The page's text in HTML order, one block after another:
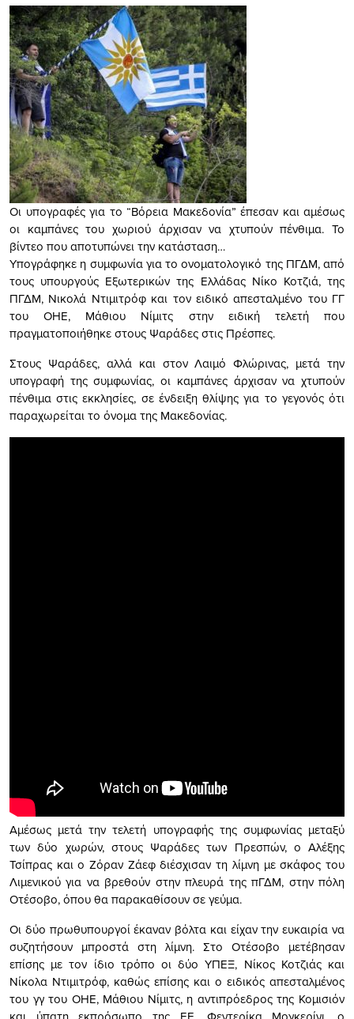
Οι υπογραφές για το “Βόρεια Μακεδονία” έπεσαν και αμέσως
οι καμπάνες του χωριού άρχισαν να χτυπούν πένθιμα. Το
βίντεο που αποτυπώνει την κατάσταση…
Υπογράφηκε η συμφωνία για το ονοματολογικό της ΠΓΔΜ, από
τους υπουργούς Εξωτερικών της Ελλάδας Νίκο Κοτζιά, της
ΠΓΔΜ, Νικολά Ντιμιτρόφ και τον ειδικό απεσταλμένο του ΓΓ
του ΟΗΕ, Μάθιου Νίμιτς στην ειδική τελετή που
πραγματοποιήθηκε στους Ψαράδες στις Πρέσπες.
Στους Ψαράδες, αλλά και στον Λαιμό Φλώρινας, μετά την
υπογραφή της συμφωνίας, οι καμπάνες άρχισαν να χτυπούν
πένθιμα στις εκκλησίες, σε ένδειξη θλίψης για το γεγονός ότι
παραχωρείται το όνομα της Μακεδονίας.
Αμέσως μετά την τελετή υπογραφής της συμφωνίας μεταξύ
των δύο χωρών, στους Ψαράδες των Πρεσπών, ο Αλέξης
Τσίπρας και ο Ζόραν Ζάεφ διέσχισαν τη λίμνη με σκάφος του
Λιμενικού για να βρεθούν στην πλευρά της πΓΔΜ, στην πόλη
Οτέσοβο, όπου θα παρακαθίσουν σε γεύμα.
Οι δύο πρωθυπουργοί έκαναν βόλτα και είχαν την ευκαιρία να
συζητήσουν μπροστά στη λίμνη. Στο Οτέσοβο μετέβησαν
επίσης με τον ίδιο τρόπο οι δύο ΥΠΕΞ, Νίκος Κοτζιάς και
Νίκολα Ντιμιτρόφ, καθώς επίσης και ο ειδικός απεσταλμένος
του γγ του ΟΗΕ, Μάθιου Νίμιτς, η αντιπρόεδρος της Κομισιόν